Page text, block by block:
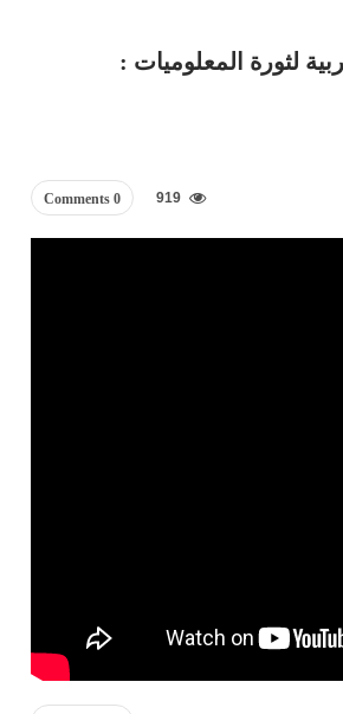
لثورة المعلوميات :
0 Comments 919